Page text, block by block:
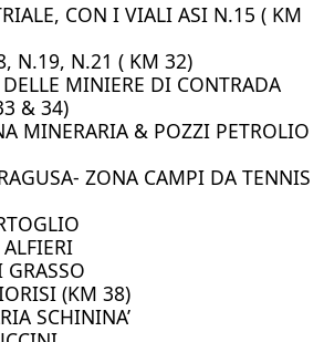
CON I VIALI ASI N.15 ( KM
N.19, N.21 ( KM 32)
MINIERE DI CONTRADA
& 34)
MINERARIA & POZZI PETROLIO
ZONA CAMPI DA TENNIS
(KM 38)
SCHININA’